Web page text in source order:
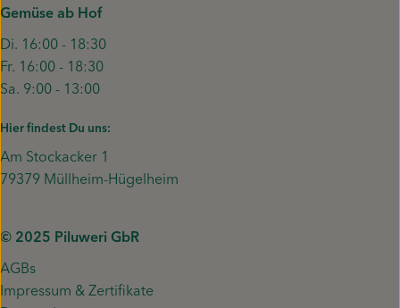
Gemüse ab Hof
Di. 16:00 - 18:30
Fr. 16:00 - 18:30
Sa. 9:00 - 13:00
Hier findest Du uns:
Am Stockacker 1
79379 Müllheim-Hügelheim
© 2025 Piluweri GbR
AGBs
Impressum & Zertifikate